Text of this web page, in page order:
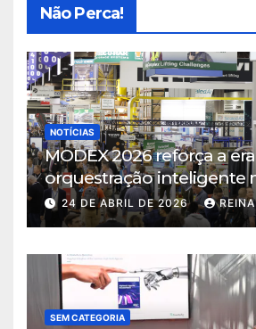
Não Perca!
NOTÍCIAS
MODEX 2026 reforça a
orquestração inteligente
intralogística
24 DE ABRIL DE 2026
SEM CATEGORIA